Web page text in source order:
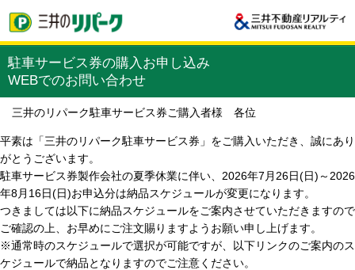
駐車サービス券の購入お申し込み
WEBでのお問い合わせ
三井のリパーク駐車サービス券ご購入者様 各位
平素は「三井のリパーク駐車サービス券」をご購入いただき、誠にあり
がとうございます。
駐車サービス券製作会社の夏季休業に伴い、2026年7月26日(日)～2026
年8月16日(日)お申込分は納品スケジュールが変更になります。
つきましては以下に納品スケジュールをご案内させていただきますので
ご確認の上、お早めにご注文賜りますようお願い申し上げます。
※通常時のスケジュールで選択が可能ですが、以下リンクのご案内のス
ケジュールで納品となりますのでご注意ください。